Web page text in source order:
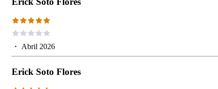
・ Abril 2026
Erick Soto Flores